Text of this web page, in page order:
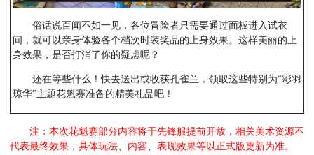
俗话说百闻不如一见，各位冒险者只需要通过面板进入试衣
间，就可以亲身体验各个档次时装奖品的上身效果。这样美丽的上
身效果，是否打消了你的疑虑呢？
还在等些什么！快去送出或收获孔雀兰，领取这些特别为“彩羽
琼华”主题花魁赛准备的精美礼品吧！
注：本次花魁赛部分内容将于先锋服提前开放，相关美术资源不
代表最终效果，具体玩法、内容、表现效果等以正式版更新为准。